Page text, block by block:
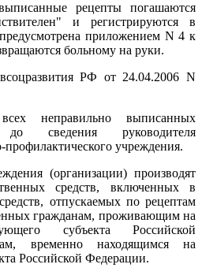
рецепты погашаются
и регистрируются в
приложением N 4 к
больному на руки.
РФ от 24.04.2006 N
неправильно выписанных
сведения руководителя
профилактического учреждения.
(организации) производят
средств, включенных в
отпускаемых по рецептам
гражданам, проживающим на
субъекта Российской
временно находящимся на
Российской Федерации.